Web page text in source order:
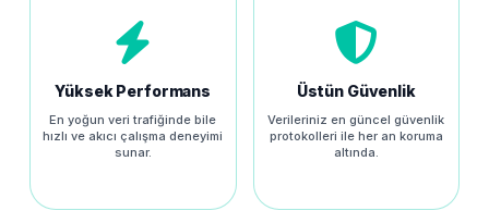
Yüksek Performans
En yoğun veri trafiğinde bile
hızlı ve akıcı çalışma deneyimi
sunar.
Üstün Güvenlik
Verileriniz en güncel güvenlik
protokolleri ile her an koruma
altında.